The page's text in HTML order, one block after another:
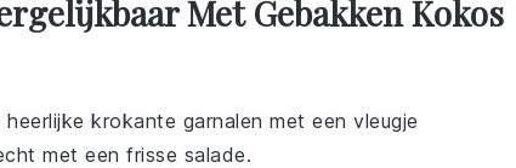
Met Gebakken Kokos
krokante garnalen met een vleugje
met een frisse salade.